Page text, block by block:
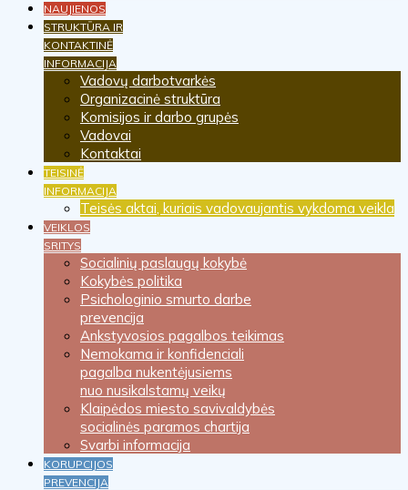
NAUJIENOS
STRUKTŪRA IR
KONTAKTINĖ
INFORMACIJA
Vadovų darbotvarkės
Organizacinė struktūra
Komisijos ir darbo grupės
Vadovai
Kontaktai
TEISINĖ
INFORMACIJA
Teisės aktai, kuriais vadovaujantis vykdoma veikla
VEIKLOS
SRITYS
Socialinių paslaugų kokybė
Kokybės politika
Psichologinio smurto darbe
prevencija
Ankstyvosios pagalbos teikimas
Nemokama ir konfidenciali
pagalba nukentėjusiems
nuo nusikalstamų veikų
Klaipėdos miesto savivaldybės
socialinės paramos chartija
Svarbi informacija
KORUPCIJOS
PREVENCIJA